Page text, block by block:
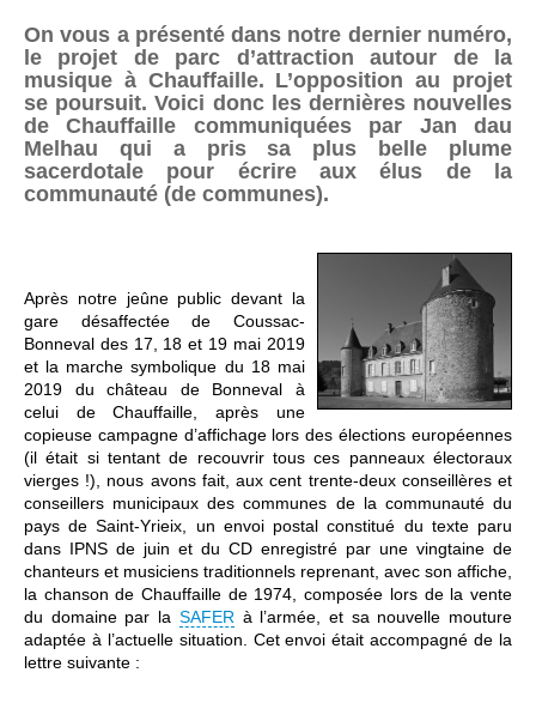
On vous a présenté dans notre dernier numéro,
le projet de parc d’attraction autour de la
musique à Chauffaille. L’opposition au projet
se poursuit. Voici donc les dernières nouvelles
de Chauffaille communiquées par Jan dau
Melhau qui a pris sa plus belle plume
sacerdotale pour écrire aux élus de la
communauté (de communes).
Après notre jeûne public devant la
gare désaffectée de Coussac-
Bonneval des 17, 18 et 19 mai 2019
et la marche symbolique du 18 mai
2019 du château de Bonneval à
celui de Chauffaille, après une
copieuse campagne d’affichage lors des élections européennes
(il était si tentant de recouvrir tous ces panneaux électoraux
vierges !), nous avons fait, aux cent trente-deux conseillères et
conseillers municipaux des communes de la communauté du
pays de Saint-Yrieix, un envoi postal constitué du texte paru
dans IPNS de juin et du CD enregistré par une vingtaine de
chanteurs et musiciens traditionnels reprenant, avec son affiche,
la chanson de Chauffaille de 1974, composée lors de la vente
du domaine par la SAFERà l’armée, et sa nouvelle mouture
adaptée à l’actuelle situation. Cet envoi était accompagné de la
lettre suivante :